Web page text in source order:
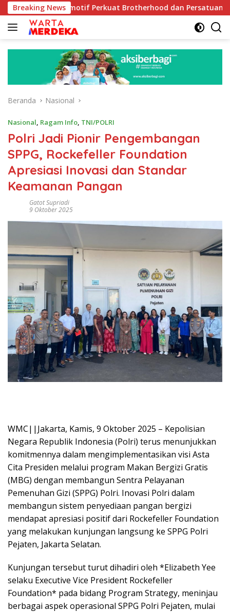
Langsung
ke
konten
Breaking News
Perkuat Brotherhood dan Persatuan Bangsa di
Beranda Nasional
Nasional, Ragam Info, TNI/POLRI
Polri Jadi Pionir Pengembangan
SPPG, Rockefeller Foundation
Apresiasi Inovasi dan Standar
Keamanan Pangan
Gatot Supriadi
9 Oktober 2025
WMC||Jakarta, Kamis, 9 Oktober 2025 – Kepolisian
Negara Republik Indonesia (Polri) terus menunjukkan
komitmennya dalam mengimplementasikan visi Asta
Cita Presiden melalui program Makan Bergizi Gratis
(MBG) dengan membangun Sentra Pelayanan
Pemenuhan Gizi (SPPG) Polri. Inovasi Polri dalam
membangun sistem penyediaan pangan bergizi
mendapat apresiasi positif dari Rockefeller Foundation
yang melakukan kunjungan langsung ke SPPG Polri
Pejaten, Jakarta Selatan.
Kunjungan tersebut turut dihadiri oleh *Elizabeth Yee
selaku Executive Vice President Rockefeller
Foundation* pada bidang Program Strategy, meninjau
berbagai aspek operasional SPPG Polri Pejaten, mulai